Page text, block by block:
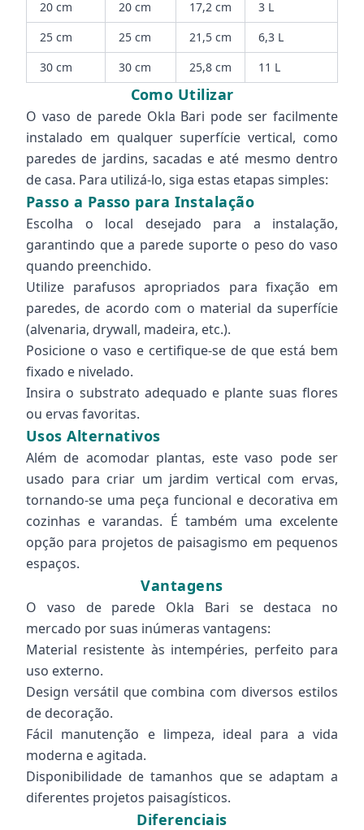
20 cm 20 cm 17,2 cm
3 L
25 cm
25 cm 21,5 cm
6,3 L
30 cm
30 cm 25,8 cm 11 L
Como Utilizar
O vaso de parede Okla Bari pode ser facilmente
instalado em qualquer superfície vertical, como
paredes de jardins, sacadas e até mesmo dentro
de casa. Para utilizá-lo, siga estas etapas simples:
Passo a Passo para Instalação
Escolha o local desejado para a instalação,
garantindo que a parede suporte o peso do vaso
quando preenchido.
Utilize parafusos apropriados para fixação em
paredes, de acordo com o material da superfície
(alvenaria, drywall, madeira, etc.).
Posicione o vaso e certifique-se de que está bem
fixado e nivelado.
Insira o substrato adequado e plante suas flores
ou ervas favoritas.
Usos Alternativos
Além de acomodar plantas, este vaso pode ser
usado para criar um jardim vertical com ervas,
tornando-se uma peça funcional e decorativa em
cozinhas e varandas. É também uma excelente
opção para projetos de paisagismo em pequenos
espaços.
Vantagens
O vaso de parede Okla Bari se destaca no
mercado por suas inúmeras vantagens:
Material resistente às intempéries, perfeito para
uso externo.
Design versátil que combina com diversos estilos
de decoração.
Fácil manutenção e limpeza, ideal para a vida
moderna e agitada.
Disponibilidade de tamanhos que se adaptam a
diferentes projetos paisagísticos.
Diferenciais